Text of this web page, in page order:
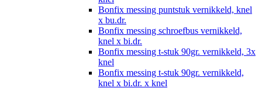
Bonfix messing puntstuk vernikkeld, knel
x bu.dr.
Bonfix messing schroefbus vernikkeld,
knel x bi.dr.
Bonfix messing t-stuk 90gr. vernikkeld, 3x
knel
Bonfix messing t-stuk 90gr. vernikkeld,
knel x bi.dr. x knel